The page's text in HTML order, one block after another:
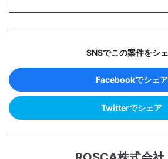
SNSでこの案件をシ
Facebookでシェア
Twitterでシェア